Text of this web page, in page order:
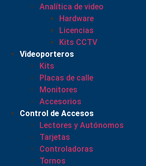
Analítica de video
Hardware
Licencias
Kits CCTV
Videoporteros
Kits
Placas de calle
Monitores
Accesorios
Control de Accesos
Lectores y Autónomos
Tarjetas
Controladoras
Tornos